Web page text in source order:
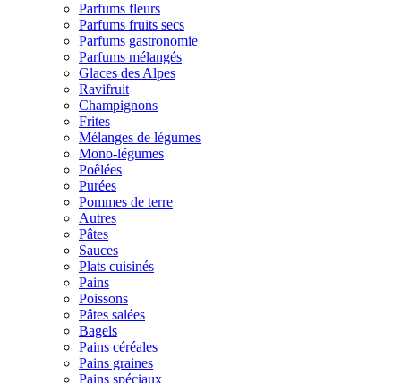
Parfums fleurs
Parfums fruits secs
Parfums gastronomie
Parfums mélangés
Glaces des Alpes
Ravifruit
Champignons
Frites
Mélanges de légumes
Mono-légumes
Poêlées
Purées
Pommes de terre
Autres
Pâtes
Sauces
Plats cuisinés
Pains
Poissons
Pâtes salées
Bagels
Pains céréales
Pains graines
Pains spéciaux